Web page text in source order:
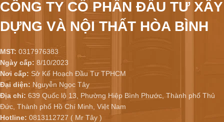
CÔNG TY CỔ PHẦN ĐẦU TƯ XÂY
DỰNG VÀ NỘI THẤT HÒA BÌNH
MST: 0317976383
Ngày cấp: 8/10/2023
Nơi cấp: Sở Kế Hoạch Đầu Tư TPHCM
Đại diện: Nguyễn Ngọc Tây
Địa chỉ: 639 Quốc lộ 13, Phường Hiệp Bình Phước, Thành phố Thủ
Đức, Thành phố Hồ Chí Minh, Việt Nam
Hotline: 0813112727 ( Mr Tây )